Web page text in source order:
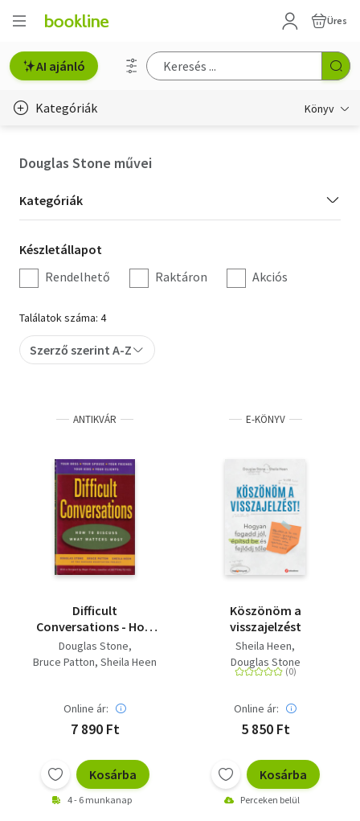
Üres
AI ajánló
Kategóriák Könyv
Hobbi, szabadidő
Irodalom
Művészet
Szakkönyv
Tankönyv, segédkönyv
Társadalomtudomány
Természettudomány
Történelem
Douglas Stone művei
Kategória
szűrés
Kategóriák
Készletállapot
szűrés
Készletállapot
Rendelhető
Raktáron Akciós
Találatok száma: 4
Szerző szerint A-Z
ANTIKVÁR
Difficult
Conversations - How
to discuss what
matters most
Douglas Stone
Bruce Patton Sheila Heen
Online ár:
7 890 Ft
Kosárba
4 - 6 munkanap
E-KÖNYV
Köszönöm a
visszajelzést
Sheila Heen
Douglas Stone
Online ár:
5 850 Ft
Kosárba
Perceken belül